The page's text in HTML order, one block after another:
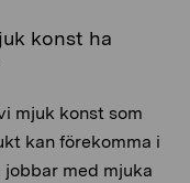
konst ha
mjuk konst som
kan förekomma i
jobbar med mjuka